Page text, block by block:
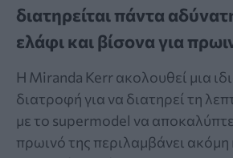
διατηρείται πάντα
ελάφι και βίσονα για
Η Miranda Kerr ακολουθεί μια
διατροφή για να διατηρεί τη
με το supermodel να
πρωινό της περιλαμβάνει ακόμη